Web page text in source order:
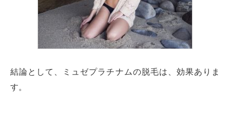
結論として、ミュゼプラチナムの脱毛は、効果ありま
す。